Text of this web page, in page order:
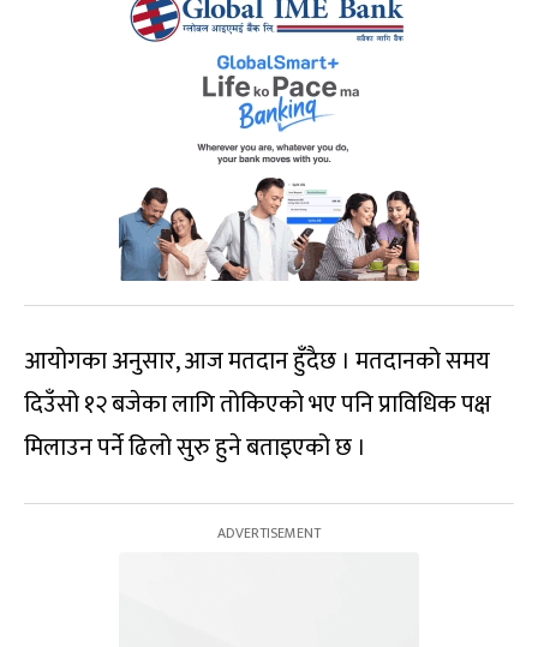
आयोगका अनुसार, आज मतदान हुँदैछ । मतदानको समय
दिउँसो १२ बजेका लागि तोकिएको भए पनि प्राविधिक पक्ष
मिलाउन पर्ने ढिलो सुरु हुने बताइएको छ ।